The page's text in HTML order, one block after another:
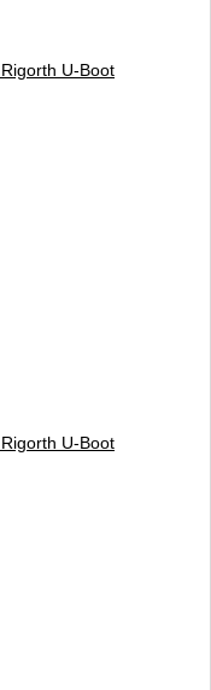
U-Boot
U-Boot